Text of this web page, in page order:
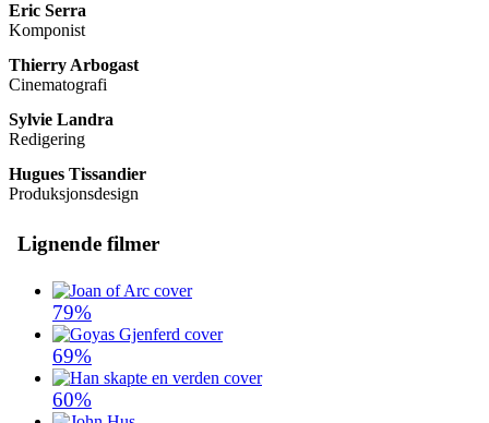
Eric Serra
Komponist
Thierry Arbogast
Cinematografi
Sylvie Landra
Redigering
Hugues Tissandier
Produksjonsdesign
Lignende filmer
79%
69%
60%